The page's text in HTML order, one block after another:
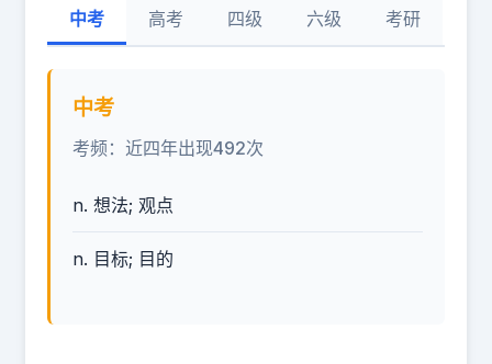
中考 高考 四级 六级 考研
中考
考频：近四年出现492次
n. 想法; 观点
n. 目标; 目的